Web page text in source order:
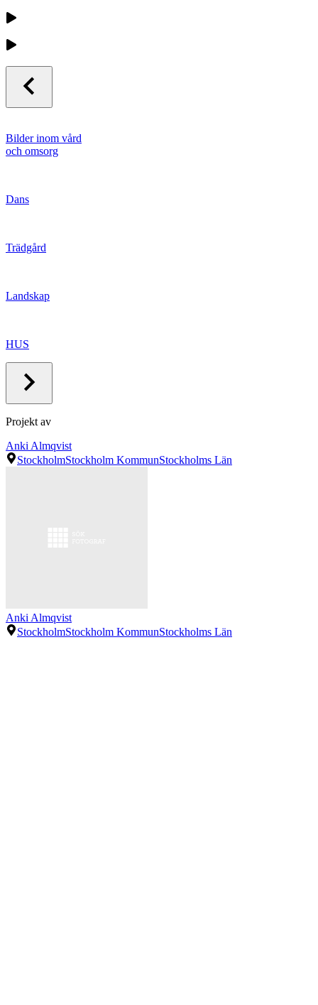
Bilder inom vård
och omsorg
Dans
Trädgård
Landskap
HUS
Projekt av
Anki Almqvist
StockholmStockholm KommunStockholms Län
Anki Almqvist
StockholmStockholm KommunStockholms Län